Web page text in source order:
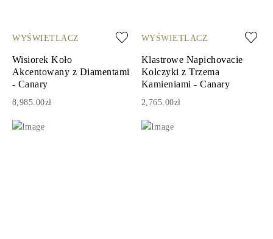
WYŚWIETLACZ
Wisiorek Koło
Akcentowany z Diamentami
- Canary
8,985.00zł
WYŚWIETLACZ
Klastrowe Napichovacie
Kolczyki z Trzema
Kamieniami - Canary
2,765.00zł